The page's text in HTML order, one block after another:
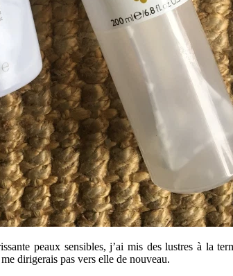
peaux sensibles, j’ai mis des lustres à la
dirigerais pas vers elle de nouveau.